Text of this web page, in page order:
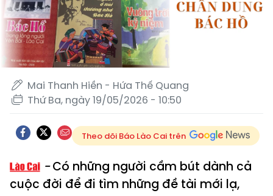
Mai Thanh Hiền - Hứa Thế Quang
Thứ Ba, ngày 19/05/2026 - 10:50
Theo dõi Báo Lào Cai trên
Có những người cầm bút dành cả
cuộc đời để đi tìm những đề tài mới lạ,